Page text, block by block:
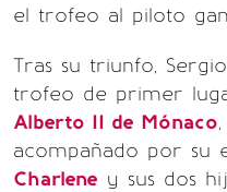
el trofeo al piloto
Tras su triunfo,
trofeo de primer
Alberto II de Mónaco
acompañado por su
Charlene y sus dos